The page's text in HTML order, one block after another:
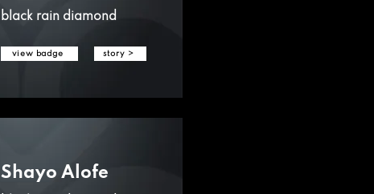
black rain diamond
view badge story >
Shayo Alofe